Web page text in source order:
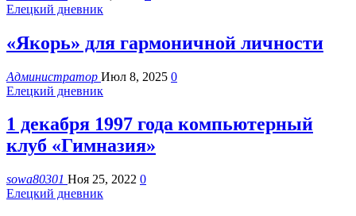
Елецкий дневник
«Якорь» для гармоничной личности
Администратор Июл 8, 2025 0
Елецкий дневник
1 декабря 1997 года компьютерный
клуб «Гимназия»
sowa80301 Ноя 25, 2022 0
Елецкий дневник